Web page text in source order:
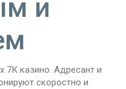
и
7К казино. Адресант и
скоростно и